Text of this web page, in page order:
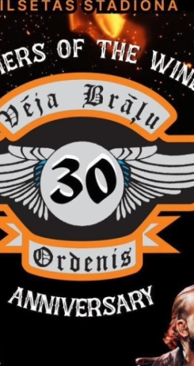
Nr. 90009116327,
„Saieta laukuma izveide
iepirkumu komisija 2016.gada